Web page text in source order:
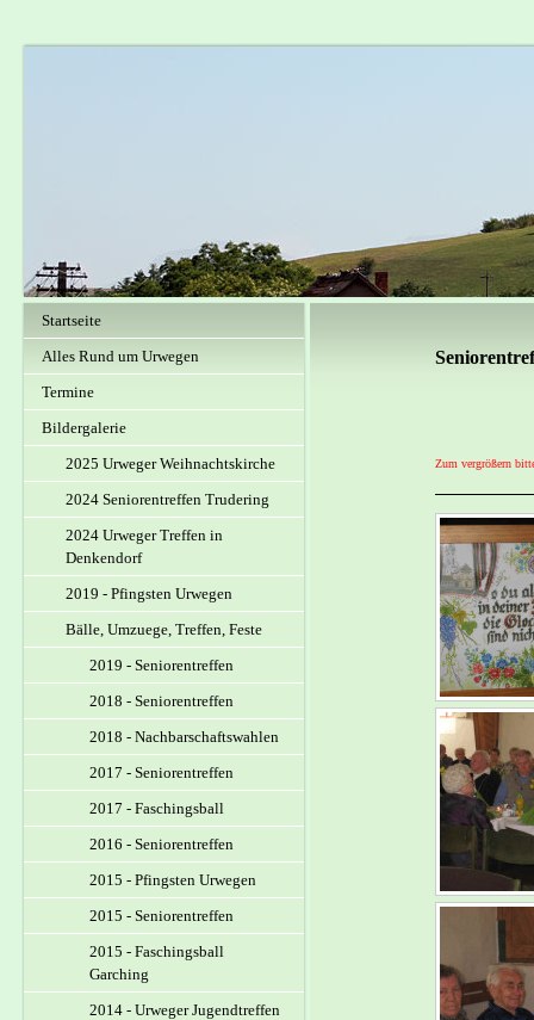
Startseite
Alles Rund um Urwegen
Termine
Bildergalerie
2025 Urweger Weihnachtskirche
2024 Seniorentreffen Trudering
2024 Urweger Treffen in
Denkendorf
2019 - Pfingsten Urwegen
Bälle, Umzuege, Treffen, Feste
2019 - Seniorentreffen
2018 - Seniorentreffen
2018 - Nachbarschaftswahlen
2017 - Seniorentreffen
2017 - Faschingsball
2016 - Seniorentreffen
2015 - Pfingsten Urwegen
2015 - Seniorentreffen
2015 - Faschingsball
Garching
2014 - Urweger Jugendtreffen
Zum vergrößern